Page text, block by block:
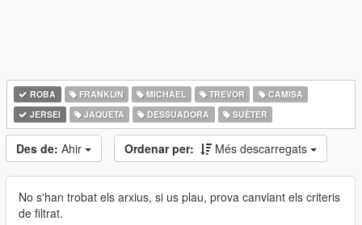
ROBA FRANKLIN MICHAEL TREVOR
CAMISA
JERSEI
JAQUETA DESSUADORA SUÈTER
Des de: Ahir Ordenar per: Més descarregats
No s'han trobat els arxius, si us plau, prova canviant els criteris
de filtrat.